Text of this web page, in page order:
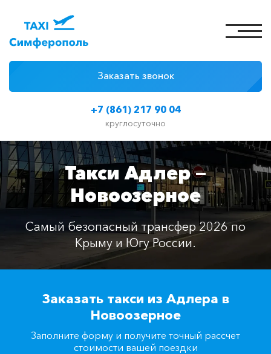
+7 (861) 217 90 04
круглосуточно
Заказать звонок
Цены на такси
Классы автомобилей
Отзывы
Контакты
Заказать такси
Такси Адлер —
Новоозерное
Самый безопасный трансфер 2026 по
Крыму и Югу России.
Заказать такси из Адлера в
Новоозерное
Заполните форму и получите точный рассчет
стоимости вашей поездки